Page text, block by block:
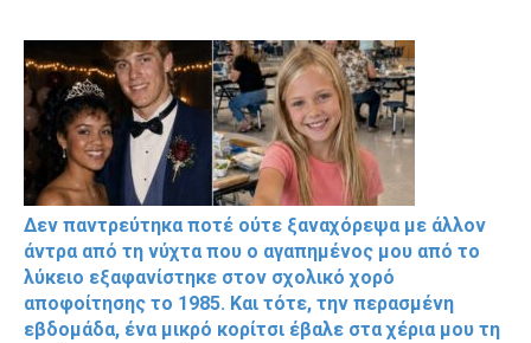
Δεν παντρεύτηκα ποτέ ούτε ξαναχόρεψα με άλλον
άντρα από τη νύχτα που ο αγαπημένος μου από το
λύκειο εξαφανίστηκε στον σχολικό χορό
αποφοίτησης το 1985. Και τότε, την περασμένη
εβδομάδα, ένα μικρό κορίτσι έβαλε στα χέρια μου τη